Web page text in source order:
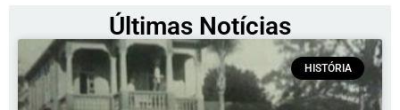
Últimas Notícias
HISTÓRIA